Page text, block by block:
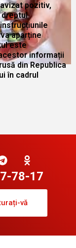
pozitiv,
aparține
este
informații
din Republica
în cadrul
78-17
vă